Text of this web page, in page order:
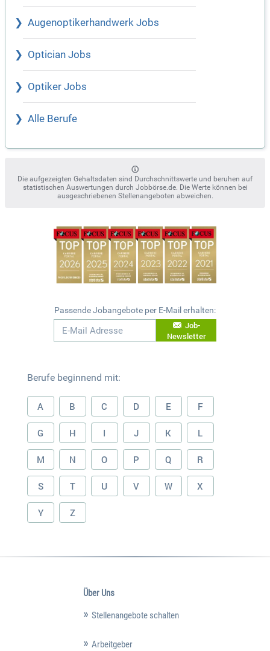
Augenoptikerhandwerk Jobs
Optician Jobs
Optiker Jobs
Alle Berufe
Die aufgezeigten Gehaltsdaten sind Durchschnittswerte und beruhen auf
statistischen Auswertungen durch Jobbörse.de. Die Werte können bei
ausgeschriebenen Stellenangeboten abweichen.
Passende Jobangebote per E-Mail erhalten:
Job-
Newsletter
Berufe beginnend mit:
A B C D E F
G H I J K L
M N O P Q R
S T U V W X
Y Z
Über Uns
Stellenangebote schalten
Arbeitgeber